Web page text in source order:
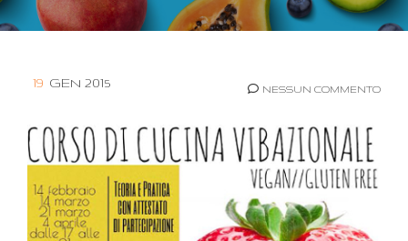
19 GEN 2015 NESSUN COMMENTO